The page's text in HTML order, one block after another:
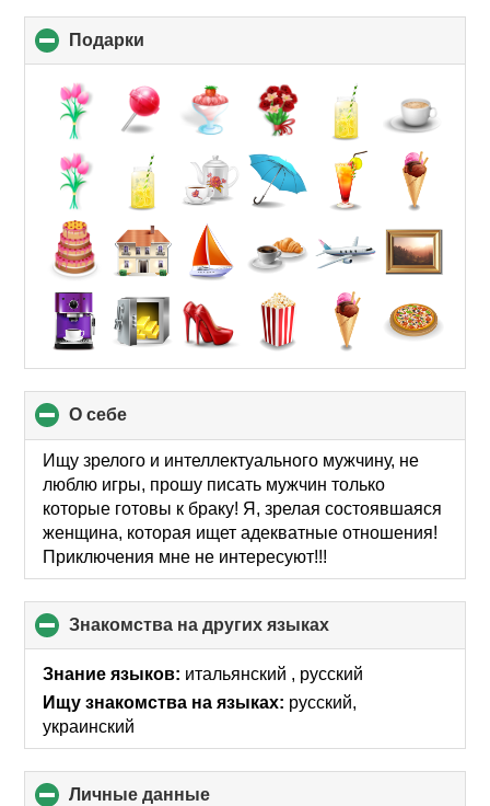
Подарки
to
collapse
contents
О себе
to
collapse
contents
Ищу зрелого и интеллектуального мужчину, не
люблю игры, прошу писать мужчин только
которые готовы к браку! Я, зрелая состоявшаяся
женщина, которая ищет адекватные отношения!
Приключения мне не интересуют!!!
Знакомства на других языках
to
collapse
contents
Знание языков: итальянский , русский
Ищу знакомства на языках: русский,
украинский
Личные данные